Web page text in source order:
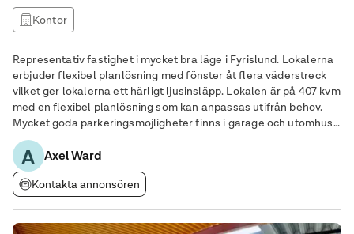
Kontor
Representativ fastighet i mycket bra läge i Fyrislund. Lokalerna
erbjuder flexibel planlösning med fönster åt flera väderstreck
vilket ger lokalerna ett härligt ljusinsläpp. Lokalen är på 407 kvm
med en flexibel planlösning som kan anpassas utifrån behov.
Mycket goda parkeringsmöjligheter finns i garage och utomhus i
direkt anslutning till fastigheten. Här erbjuds även laddstationer
förA Axel Ward
Kontakta annonsören